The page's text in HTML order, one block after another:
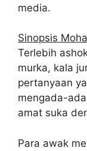
media.
Sinopsis
Terlebih
murka, kala
pertanyaan
mengada-
amat suka
Para awak